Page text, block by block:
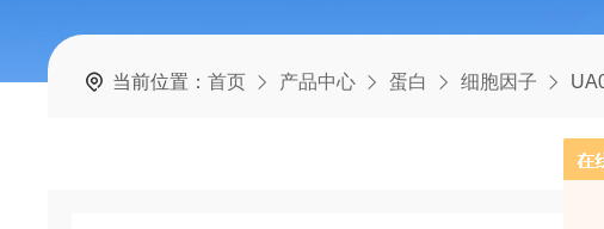
当前位置：首页 产品中心 蛋白 细胞因子